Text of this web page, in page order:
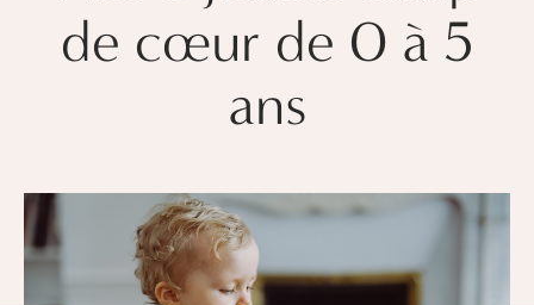
de cœur de 0 à 5
ans